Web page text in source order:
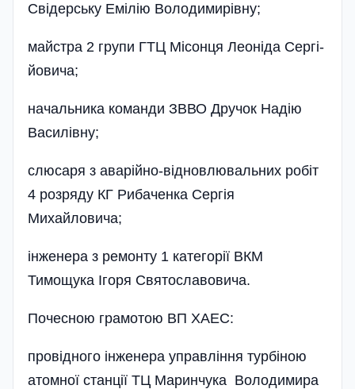
Свідерську Емілію Володимирівну;
майстра 2 групи ГТЦ Місонця Леоніда Сергі­
йовича;
начальника команди ЗВВО Дручок Надію
Василівну;
слюсаря з аварійно-відновлювальних робіт
4 розряду КГ Рибаченка Сергія
Михайловича;
інженера з ремонту 1 категорії ВКМ
Тимощука Ігоря Святославовича.
Почесною грамотою ВП ХАЕС:
провідного інженера управління турбіною
атомної станції ТЦ Маринчука Володимира